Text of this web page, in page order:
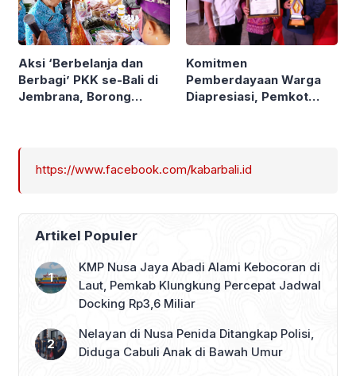
Aksi ‘Berbelanja dan
Berbagi’ PKK se-Bali di
Jembrana, Borong
Komitmen
Pemberdayaan Warga
Diapresiasi, Pemkot
https://www.facebook.com/kabarbali.id
Artikel Populer
KMP Nusa Jaya Abadi Alami Kebocoran di
Laut, Pemkab Klungkung Percepat Jadwal
Docking Rp3,6 Miliar
Nelayan di Nusa Penida Ditangkap Polisi,
Diduga Cabuli Anak di Bawah Umur